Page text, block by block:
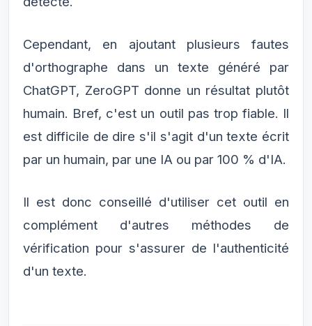
Cependant, en ajoutant plusieurs fautes
d'orthographe dans un texte généré par
ChatGPT, ZeroGPT donne un résultat plutôt
humain. Bref, c'est un outil pas trop fiable. Il
est difficile de dire s'il s'agit d'un texte écrit
par un humain, par une IA ou par 100 % d'IA.
Il est donc conseillé d'utiliser cet outil en
complément d'autres méthodes de
vérification pour s'assurer de l'authenticité
d'un texte.